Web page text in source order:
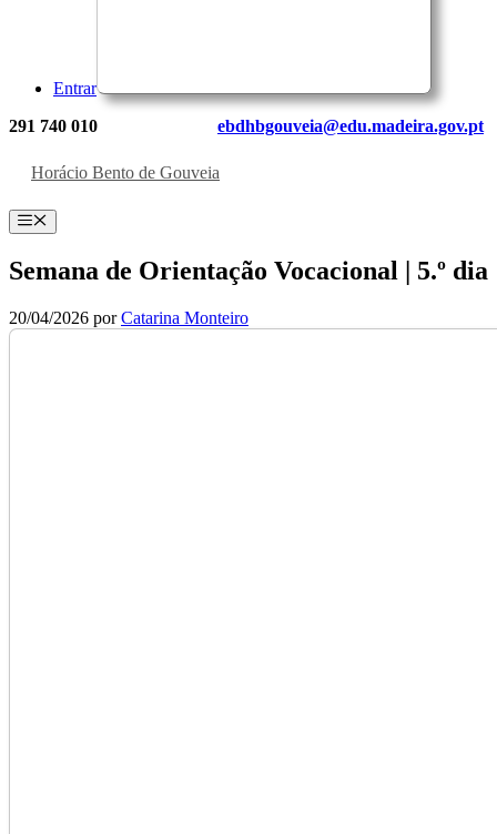
Entrar
291 740 010 ebdhbgouveia@edu.madeira.gov.pt
Horácio Bento de Gouveia
Menu
Semana de Orientação Vocacional | 5.º dia
20/04/2026 porCatarina Monteiro